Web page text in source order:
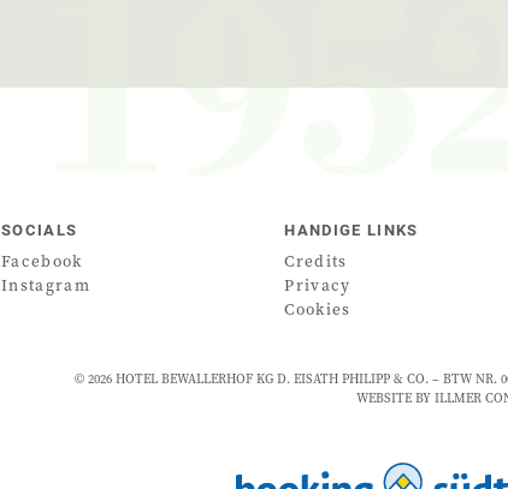
SOCIALS
Facebook
Instagram
HANDIGE LINKS
Credits
Privacy
Cookies
©2026 HOTEL BEWALLERHOF KG D. EISATH PHILIPP & CO. – BTW NR.
WEBSITE BY ILLMER